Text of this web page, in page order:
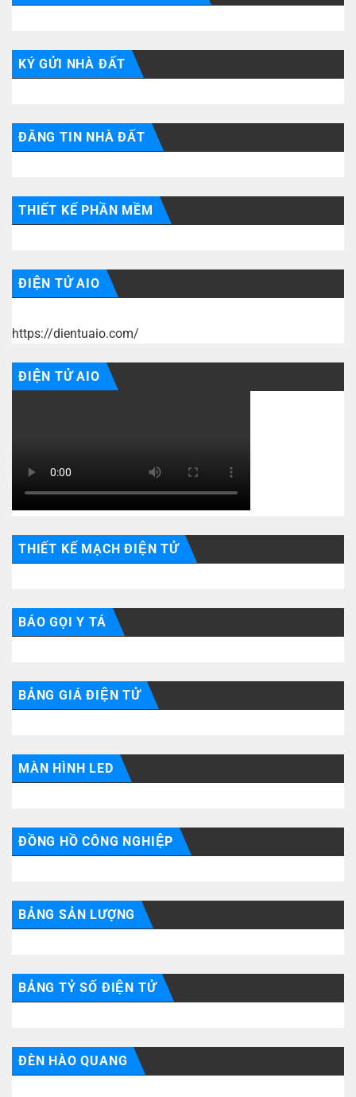
KÝ GỬI NHÀ ĐẤT
ĐĂNG TIN NHÀ ĐẤT
THIẾT KẾ PHẦN MỀM
ĐIỆN TỬ AIO
https://dientuaio.com/
ĐIỆN TỬ AIO
THIẾT KẾ MẠCH ĐIỆN TỬ
BÁO GỌI Y TÁ
BẢNG GIÁ ĐIỆN TỬ
MÀN HÌNH LED
ĐỒNG HỒ CÔNG NGHIỆP
BẢNG SẢN LƯỢNG
BẢNG TỶ SỐ ĐIỆN TỬ
ĐÈN HÀO QUANG